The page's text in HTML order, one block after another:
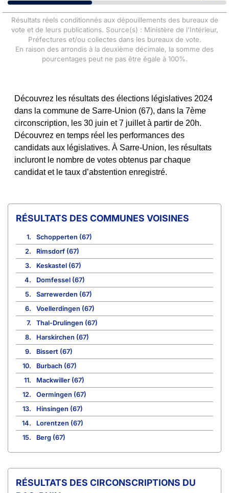
Résultats réels conditionnés aux dépouillements des bureaux de
vote et de leurs publications. Source(s) : Ministère de l'Intérieur,
Préfectures et/ou collectes dans les bureaux de vote.
En raison des arrondis à la deuxième décimale, la somme des
pourcentages peut ne pas être égale à 100%.
Découvrez les résultats des élections législatives 2024
dans la commune de Sarre-Union (67), dans la 7ème
circonscription, les 30 juin et 7 juillet à partir de 20h.
Découvrez en temps réel les performances des
candidats aux législatives. À Sarre-Union, les résultats
incluront le nombre de votes obtenus par chaque
candidat et le taux d’abstention enregistré.
COMMUNES VOISINES
1.
Schopperten (67)
2.
Rimsdorf (67)
3.
Keskastel (67)
4.
Domfessel (67)
5.
Sarrewerden (67)
6.
Voellerdingen (67)
7.
Thal-Drulingen (67)
8.
Harskirchen (67)
9.
Bissert (67)
10.
Burbach (67)
11.
Mackwiller (67)
12.
Oermingen (67)
13.
Hinsingen (67)
14.
Lorentzen (67)
15.
Berg (67)
CIRCONSCRIPTIONS DU